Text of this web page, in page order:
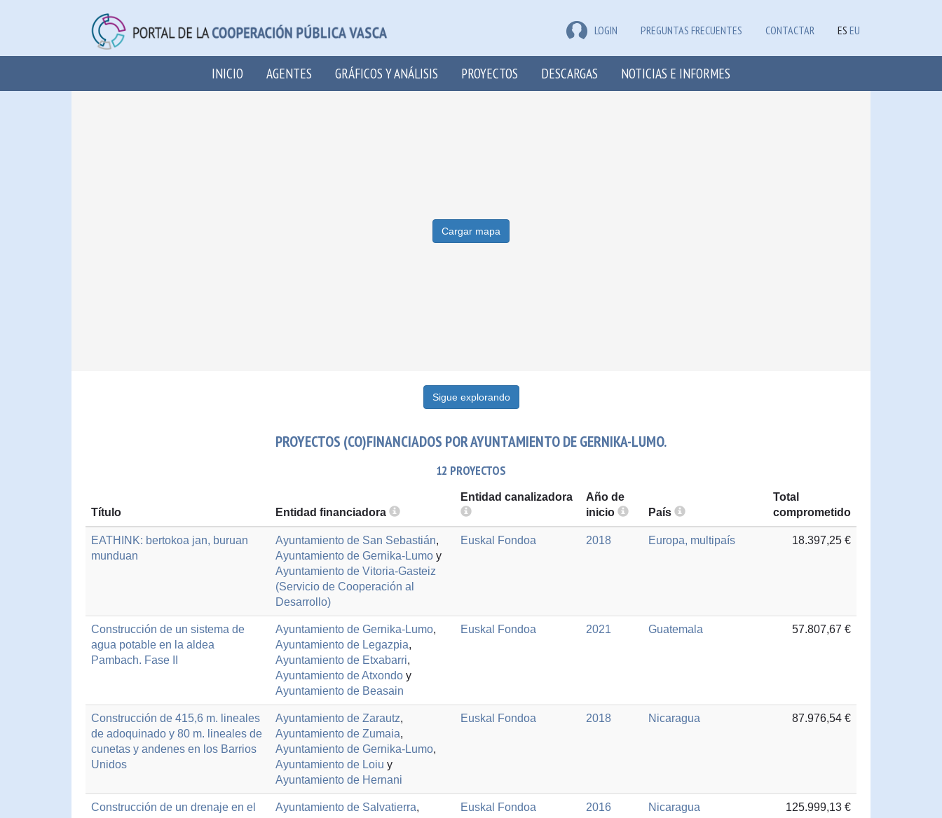
LOGIN PREGUNTAS FRECUENTES CONTACTAR ES EU
INICIO AGENTES GRÁFICOS Y ANÁLISIS PROYECTOS DESCARGAS NOTICIAS E INFORMES
Cargar mapa
Sigue explorando
PROYECTOS (CO)FINANCIADOS POR AYUNTAMIENTO DE GERNIKA-LUMO.
12 PROYECTOS
Título Entidad financiadora
Entidad canalizadora
Año de
inicio
País
Total
comprometido
EATHINK: bertokoa jan, buruan
munduan
Ayuntamiento de San Sebastián,
Ayuntamiento de Gernika-Lumo y
Ayuntamiento de Vitoria-Gasteiz
(Servicio de Cooperación al
Desarrollo)
Euskal Fondoa 2018 Europa, multipaís 18.397,25 €
Construcción de un sistema de
agua potable en la aldea
Pambach. Fase II
Ayuntamiento de Gernika-Lumo,
Ayuntamiento de Legazpia,
Ayuntamiento de Etxabarri,
Ayuntamiento de Atxondo y
Ayuntamiento de Beasain
Euskal Fondoa 2021 Guatemala 57.807,67 €
Construcción de 415,6 m. lineales
de adoquinado y 80 m. lineales de
cunetas y andenes en los Barrios
Unidos
Ayuntamiento de Zarautz,
Ayuntamiento de Zumaia,
Ayuntamiento de Gernika-Lumo,
Ayuntamiento de Loiu y
Ayuntamiento de Hernani
Euskal Fondoa 2018 Nicaragua 87.976,54 €
Construcción de un drenaje en el
Ayuntamiento de Salvatierra,
Euskal Fondoa 2016 Nicaragua 125.999,13 €